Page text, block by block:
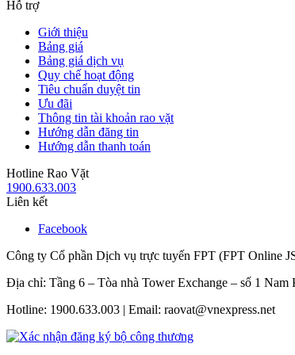
Hỗ trợ
Giới thiệu
Bảng giá
Bảng giá dịch vụ
Quy chế hoạt động
Tiêu chuẩn duyệt tin
Ưu đãi
Thông tin tài khoản rao vặt
Hướng dẫn đăng tin
Hướng dẫn thanh toán
Hotline Rao Vặt
1900.633.003
Liên kết
Facebook
Công ty Cổ phần Dịch vụ trực tuyến FPT (FPT Online
Địa chỉ: Tầng 6 – Tòa nhà Tower Exchange – số 1
Hotline: 1900.633.003 | Email: raovat@vnexpress.net